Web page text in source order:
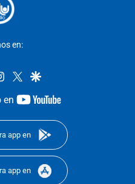
en:
instagram
twittergoogle
en
youtube-
app en
app en